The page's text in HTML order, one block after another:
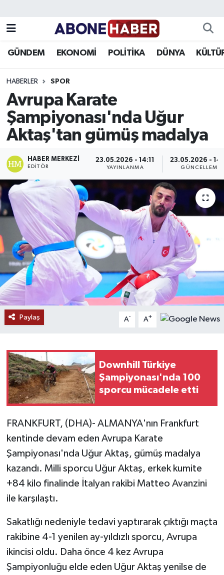
GÜNDEM EKONOMİ POLİTİKA DÜNYA
HABERLER SPOR
Avrupa Karate
Şampiyonası'nda Uğur
Aktaş'tan gümüş madalya
HABER MERKEZI
EDITÖR
23.05.2026 - 14:11
YAYINLANMA
23.05.2026 -
GÜNCELLEME
Paylaş A- A+
Downhill Türkiye
Şampiyonası'nda 100
sporcu mücadele etti
FRANKFURT, (DHA)- ALMANYA'nın Frankfurt
kentinde devam eden Avrupa Karate
Şampiyonası'nda Uğur Aktaş, gümüş madalya
kazandı. Milli sporcu Uğur Aktaş, erkek kumite
+84 kilo finalinde İtalyan rakibi Matteo Avanzini
ile karşılaştı.
Sakatlığı nedeniyle tedavi yaptırarak çıktığı maçta
rakibine 4-1 yenilen ay-yıldızlı sporcu, Avrupa
ikincisi oldu. Daha önce 4 kez Avrupa
Şampiyonluğu elde eden Uğur Aktaş yenilse de
Asayiş
Bilim ve Teknoloji
Çevre
Dünya
Eğitim
Ekonomi
Genel
Gündem
Haberde İnsan
Magazin
Politika
Sağlık
Yaşam
Yerel
AboneHaber Özel
Süper Lig Puan Durumu ve Fikstür
Tüm Manşetler
Son Dakika Haberleri
Haber Arşivi